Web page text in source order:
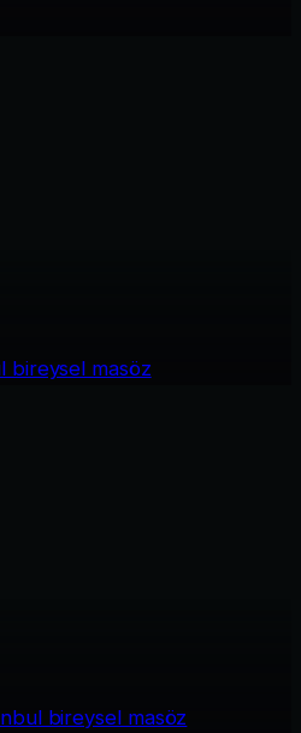
bireysel masöz
bireysel masöz